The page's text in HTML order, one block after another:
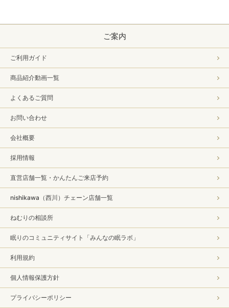
ご案内
ご利用ガイド
商品紹介動画一覧
よくあるご質問
お問い合わせ
会社概要
採用情報
直営店舗一覧・かんたんご来店予約
nishikawa（西川）チェーン店舗一覧
ねむりの相談所
眠りのコミュニティサイト「みんなの眠ラボ」
利用規約
個人情報保護方針
プライバシーポリシー